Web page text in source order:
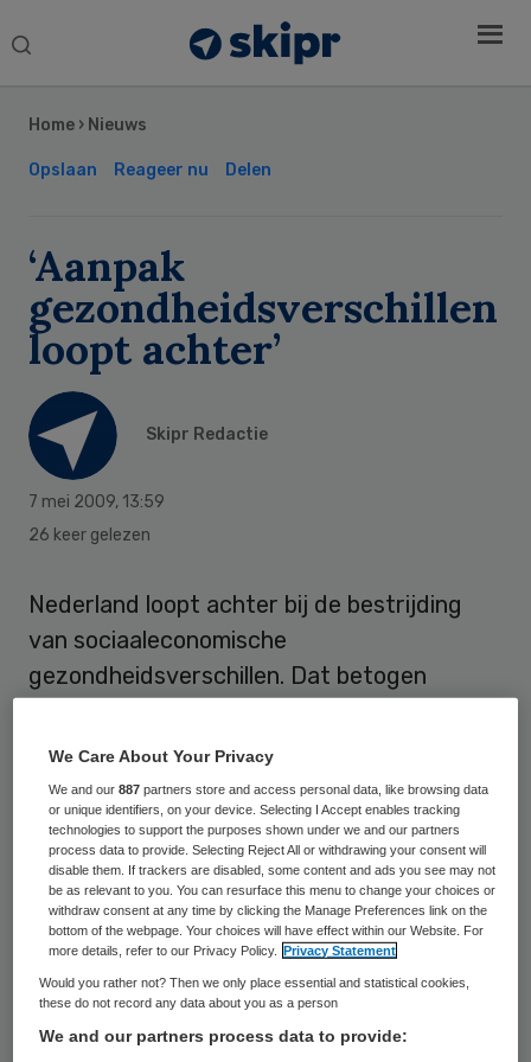
Search
Home › Nieuws
Opslaan Reageer nu Delen
‘Aanpak
gezondheidsverschillen
loopt achter’
Skipr Redactie
7 mei 2009, 13:59
26 keer gelezen
Nederland loopt achter bij de bestrijding
van sociaaleconomische
gezondheidsverschillen. Dat betogen
Mackenbach in het Nederlandse Tijdschrift
voor Geneeskunde (NTvG). Recente
plannen van minister Klink van
Volksgezondheid zijn volgens de
wetenschappers “mager”.
Verschillen groeien
In hun bijdrage in het NTvG wijze Houweling
Sidebar
We Care About Your Privacy
We and our887 partners store and access personal data, like browsing data
or unique identifiers, on your device. Selecting I Accept enables tracking
technologies to support the purposes shown under we and our partners
process data to provide. Selecting Reject All or withdrawing your consent will
disable them. If trackers are disabled, some content and ads you see may not
be as relevant to you. You can resurface this menu to change your choices or
withdraw consent at any time by clicking the Manage Preferences link on the
bottom of the webpage. Your choices will have effect within our Website. For
more details, refer to our Privacy Policy.
Privacy Statement
Would you rather not? Then we only place essential and statistical cookies,
these do not record any data about you as a person
We and our partners process data to provide: